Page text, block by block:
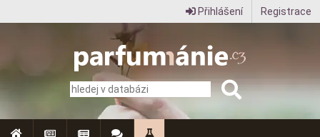
Přihlášení Registrace
Parfumanie.cz
–
vše
o